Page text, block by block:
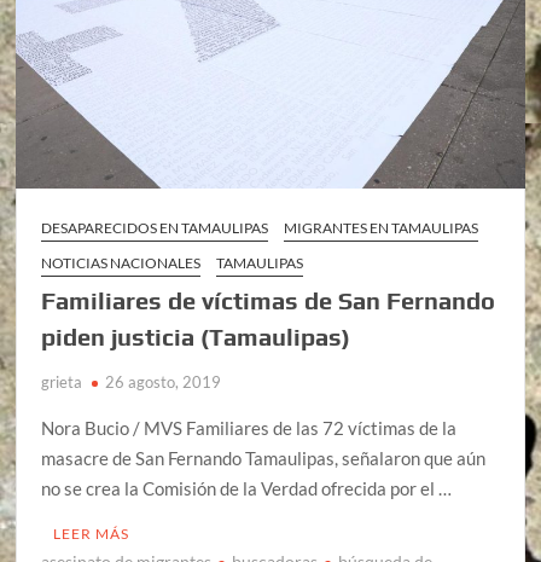
DESAPARECIDOS EN TAMAULIPAS
MIGRANTES EN TAMAULIPAS
NOTICIAS NACIONALES
TAMAULIPAS
Familiares de víctimas de San Fernando
piden justicia (Tamaulipas)
grieta 26 agosto, 2019
Nora Bucio / MVS Familiares de las 72 víctimas de la
masacre de San Fernando Tamaulipas, señalaron que aún
no se crea la Comisión de la Verdad ofrecida por el …
LEER MÁS